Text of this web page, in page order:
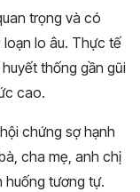
trọng và có
lo âu. Thực tế
thống gần gũi
cao.
chứng sợ hạnh
cha mẹ, anh chị
huống tương tự.